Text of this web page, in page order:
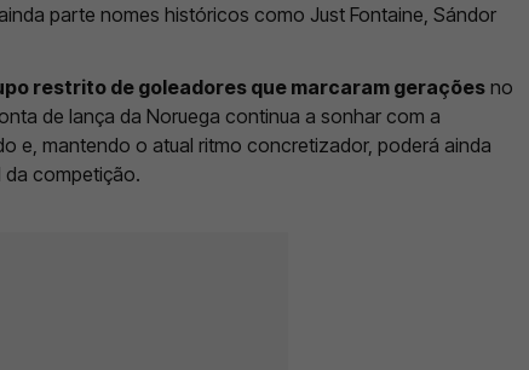
parte nomes históricos como Just Fontaine, Sándor
restrito de goleadores que marcaram gerações no
de lança da Noruega continua a sonhar com a
e, mantendo o atual ritmo concretizador, poderá ainda
competição.